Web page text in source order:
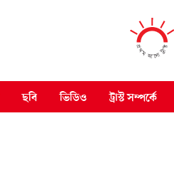
ছবি ভিডিও ট্রাস্ট সম্পর্কে